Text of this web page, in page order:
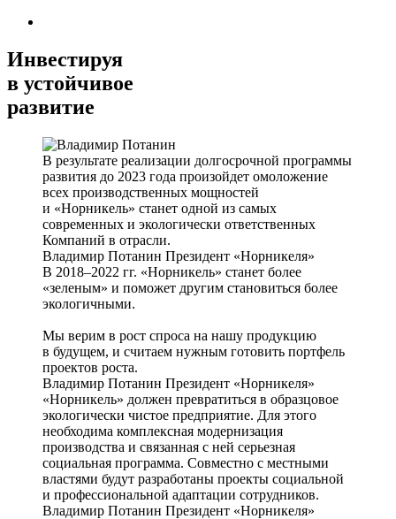
Инвестируя
в устойчивое
развитие
В результате реализации долгосрочной программы
развития до 2023 года произойдет омоложение
всех производственных мощностей
и «Норникель» станет одной из самых
современных и экологически ответственных
Компаний в отрасли.
Владимир Потанин Президент «Норникеля»
В 2018–2022 гг. «Норникель» станет более
«зеленым» и поможет другим становиться более
экологичными.
Мы верим в рост спроса на нашу продукцию
в будущем, и считаем нужным готовить портфель
проектов роста.
Владимир Потанин Президент «Норникеля»
«Норникель» должен превратиться в образцовое
экологически чистое предприятие. Для этого
необходима комплексная модернизация
производства и связанная с ней серьезная
социальная программа. Совместно с местными
властями будут разработаны проекты социальной
и профессиональной адаптации сотрудников.
Владимир Потанин Президент «Норникеля»